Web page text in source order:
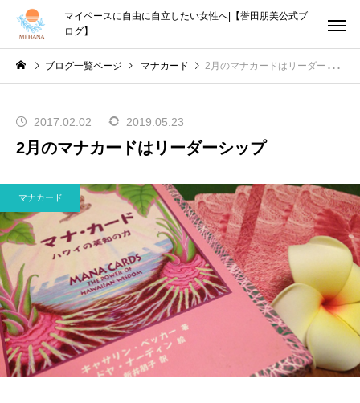
マイペースに自由に自立したい女性へ|【誉田朋美公式ブ
ログ】
ブログ一覧ページ マナカード 2月のマナカードはリーダーシップ
2017.02.02 2019.05.23
2月のマナカードはリーダーシップ
マナカード